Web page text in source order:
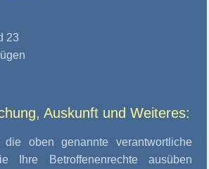
23
Auskunft und Weiteres:
die oben genannte verantwortliche
Ihre Betroffenenrechte ausüben